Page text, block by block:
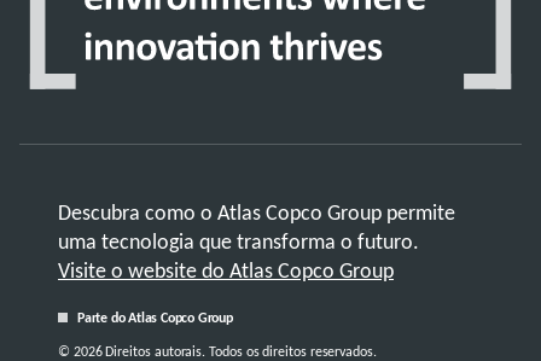
Descubra como o Atlas Copco Group permite
uma tecnologia que transforma o futuro.
Visite o website do Atlas Copco Group
Parte do Atlas Copco Group
© 2026 Direitos autorais. Todos os direitos reservados.